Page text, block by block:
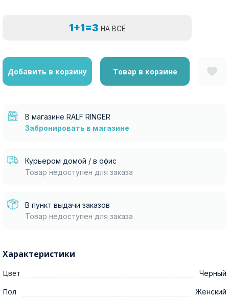
1+1=3 НА ВСЁ
Добавить в корзину Товар в корзине
В магазине RALF RINGER
Забронировать в магазине
Курьером домой / в офис
Товар недоступен для заказа
В пункт выдачи заказов
Товар недоступен для заказа
Характеристики
Цвет Черный
Пол Женский